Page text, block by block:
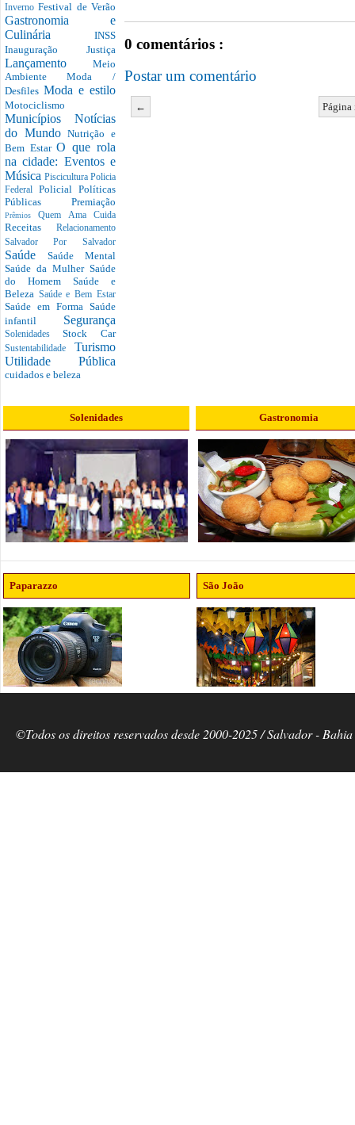
InvernoFestival de Verão
Gastronomia e
Culinária INSS
Inauguração Justiça
Lançamento Meio
AmbienteModa /
Desfiles Moda e estilo
Motociclismo
Municípios Notícias
do MundoNutrição e
Bem EstarO que rola
na cidade: Eventos e
Música Piscicultura Policia
Federal Policial Políticas
Públicas Premiação
PrêmiosQuem Ama Cuida
Receitas Relacionamento
Salvador Por Salvador
Saúde Saúde Mental
Saúde da Mulher Saúde
do Homem Saúde e
Beleza Saúde e Bem Estar
Saúde em Forma Saúde
infantil Segurança
SolenidadesStock Car
Sustentabilidade Turismo
Utilidade Pública
cuidados e beleza
0 comentários :
Postar um comentário
←
Solenidades Gastronomia
Paparazzo São João
©Todos os direitos reservados desde 2000-2025 / Salvador -